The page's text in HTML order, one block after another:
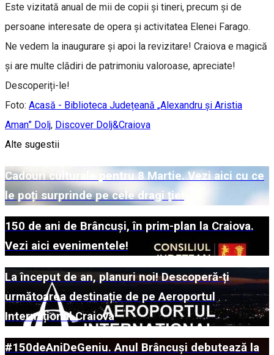
Este vizitată anual de mii de copii și tineri, precum și de
persoane interesate de opera și activitatea Elenei Farago.
Ne vedem la inaugurare și apoi la revizitare! Craiova e magică
și are multe clădiri de patrimoniu valoroase, apreciate!
Descoperiți-le!
Foto: Acasă - Biblioteca Județeană „Alexandru și Aristia
Aman” Dolj, Discover Dolj&Craiova
Alte sugestii
Cadouri culturale pentru 8 Martie. Vezi aici cu ce
le poți surprinde pe cele dragi ție!
150 de ani de Brâncuși, în prim-plan la Craiova.
Vezi aici evenimentele!
La început de an, planuri noi! Descoperă-ți
următoarea destinație de pe Aeroportul
Internațional Craiova
#150deAniDeGeniu. Anul Brâncuși debutează la